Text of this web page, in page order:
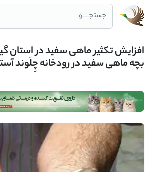
جستجــــو
افزایش تکثیر ماهی سفید در استان
بچه ماهی سفید در رودخانه چِلَوند